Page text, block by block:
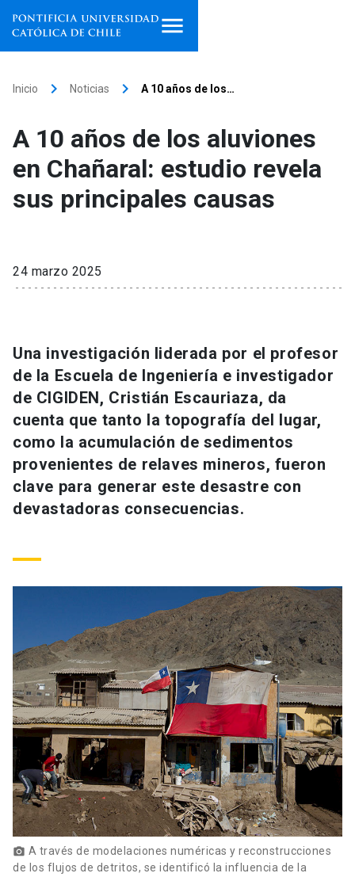
Facultades, escuelas e
institutos
Investigación
Extensión
Universidad
Información para keyboard_arrow_down
Futuros estudiantes
Estudiantes
Personal
Padres y familia
Vecinos launch
Go to english site launch
ACCESOS DIRECTOS
Admisión launch
Correo UC launch
launch
Medios Biblioteca launch
Donaciones launch
Inicio keyboard_arrow_right Noticias keyboard_arrow_right A 10 años de los…
A 10 años de los aluviones
en Chañaral: estudio revela
sus principales causas
24 marzo 2025
Una investigación liderada por el profesor
de la Escuela de Ingeniería e investigador
de CIGIDEN, Cristián Escauriaza, da
cuenta que tanto la topografía del lugar,
como la acumulación de sedimentos
provenientes de relaves mineros, fueron
clave para generar este desastre con
devastadoras consecuencias.
photo_camera A través de modelaciones numéricas y reconstrucciones
de los flujos de detritos, se identificó la influencia de la